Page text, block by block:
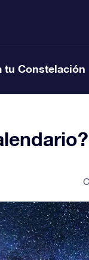
tu Constelación